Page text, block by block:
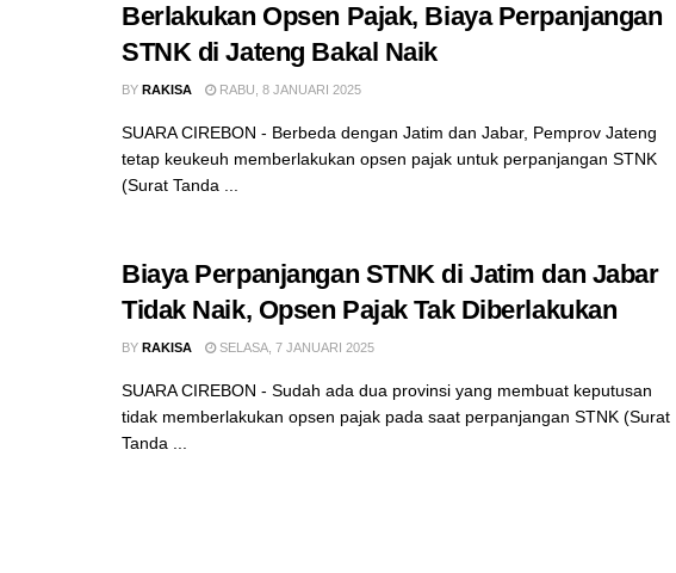
Berlakukan Opsen Pajak, Biaya Perpanjangan
STNK di Jateng Bakal Naik
BY RAKISA RABU, 8 JANUARI 2025
SUARA CIREBON - Berbeda dengan Jatim dan Jabar, Pemprov Jateng
tetap keukeuh memberlakukan opsen pajak untuk perpanjangan STNK
(Surat Tanda ...
Biaya Perpanjangan STNK di Jatim dan Jabar
Tidak Naik, Opsen Pajak Tak Diberlakukan
BY RAKISA SELASA, 7 JANUARI 2025
SUARA CIREBON - Sudah ada dua provinsi yang membuat keputusan
tidak memberlakukan opsen pajak pada saat perpanjangan STNK (Surat
Tanda ...